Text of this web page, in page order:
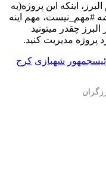
البرز، اینکه این پروژه(به
#مهم_نیست، مهم اینه
چقدر میتونید
پروژه مدیریت کنید.
شهبازی کرج